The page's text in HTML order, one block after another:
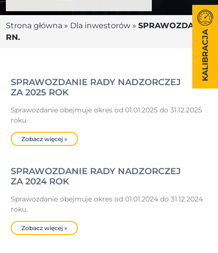
Strona główna » Dla inwestorów » SPRAWOZDANIA
RN.
SPRAWOZDANIE RADY NADZORCZEJ
ZA 2025 ROK
Sprawozdanie obejmuje okres od 01.01.2025 do 31.12.2025
roku.
Zobacz więcej »
SPRAWOZDANIE RADY NADZORCZEJ
ZA 2024 ROK
Sprawozdanie obejmuje okres od 01.01.2024 do 31.12.2024
roku.
Zobacz więcej »
KALIBRACJA